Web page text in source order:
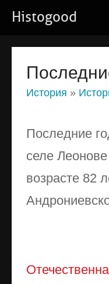
Histogood
История »
Последние
селе
возрасте 82